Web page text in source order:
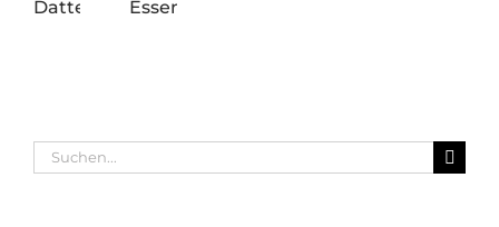
Suche